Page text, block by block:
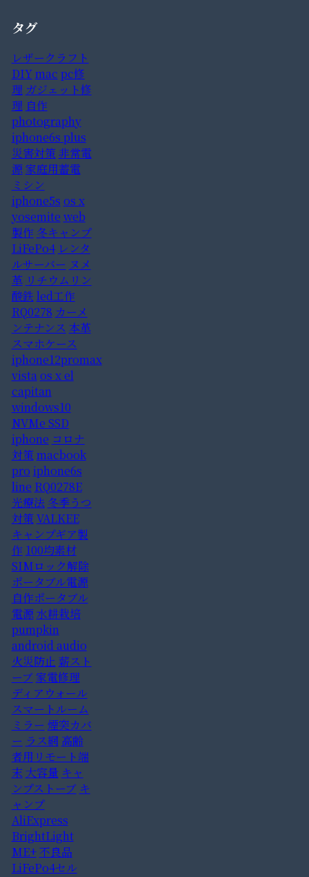
タグ
レザークラフト
DIYmac pc修
理 ガジェット修
理 自作
photography
iphone6s plus
災害対策非常電
源家庭用蓄電
ミシン
iphone5s os x
yosemite web
製作 冬キャンプ
LiFePo4 レンタ
ルサーバー ヌメ
革 リチウムリン
酸鉄 led工作
RQ0278 カーメ
ンテナンス 本革
スマホケース
iphone12promax
vistaos x el
capitan
windows10
NVMe SSD
iphone コロナ
対策macbook
pro iphone6s
line RQ0278E
光療法 冬季うつ
対策VALKEE
キャンプギア製
作 100均素材
SIMロック解除
ポータブル電源
自作ポータブル
電源水耕栽培
pumpkin
android audio
火災防止 薪スト
ーブ家電修理
ディアウォール
スマートルーム
ミラー 煙突カバ
ー ラス網 高齢
者用リモート端
末大容量 キャ
ンプストーブ キ
ャンプ
AliExpress
BrightLight
ME+不良品
LiFePo4セル